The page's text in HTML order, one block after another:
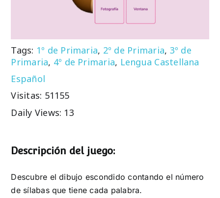
Tags: 1º de Primaria, 2º de Primaria, 3º de
Primaria, 4º de Primaria, Lengua Castellana
Español
Visitas: 51155
Daily Views: 13
Descripción del juego:
Descubre el dibujo escondido contando el número
de sílabas que tiene cada palabra.